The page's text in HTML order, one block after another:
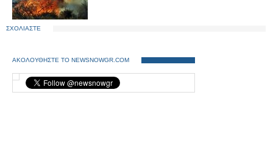
ΣΧΟΛΙΑΣΤΕ
ΑΚΟΛΟΥΘΗΣΤΕ ΤΟ NEWSNOWGR.COM